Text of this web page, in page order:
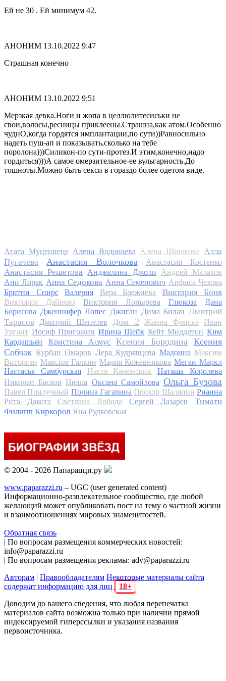
Ей не 30 . Ей минимум 42.
АНОНИМ 13.10.2022 9:47
Страшная конечно
АНОНИМ 13.10.2022 9:51
Мерзкая девка.Ноги и жопа в целлюлитесиськи не
свои,волосы,ресницы приклеены.Страшна,как атом.Особенно
чуднО,когда гордятся имплантации,по сути))Равносильно
надеть пуш-ап и показывать,сколько на тебе
поролона)))Силикон-по сути-протез.И этим,конечно,надо
гордиться)))А самое омерзительное-ее вульгарность.До
тошноты.Можно быть секси в гораздо более одетом виде.
Агата Муцениеце Алена Водонаева Алена Шишкова Алла
Пугачева
Анастасия Волочкова Анастасия Костенко
Анастасия Решетова Анджелина Джоли
Андрей Малахов
Ани Лорак Анна Седокова Анна Семенович Анфиса Чехова
Бритни Спирс
Валерия Вера Брежнева Виктория Боня
Виктория Дайнеко Виктория Лопырева Глюкоза
Дана
Борисова Дженнифер Лопес Джиган Дима Билан Дмитрий
Тарасов
Дмитрий Шепелев Дом 2 Жанна Фриске
Иван
Ургант Иосиф Пригожин Ирина Шейк Кейт Миддлтон Ким
Кардашьян
Кристина Асмус Ксения Бородина
Ксения
Собчак Курбан Омаров Лера Кудрявцева Мадонна Максим
Виторган Максим Галкин Мария Кожевникова Меган Маркл
Настасья Самбурская
Настя Каменских
Наташа Королева
Николай Басков Нюша Оксана Самойлова Ольга Бузова
Павел Прилучный Полина Гагарина Прохор Шаляпин Рианна
Рита Дакота
Светлана Лобода Сергей Лазарев
Тимати
Филипп Киркоров Яна Рудковская
© 2004 - 2026 Папарацци.ру
www.paparazzi.ru – UGC (user generated content)
Информационно-развлекательное сообщество, где любой
желающий может опубликовать пост на тему о частной жизни
и взаимоотношениях мировых знаменитостей.
Обратная связь
| По вопросам размещения коммерческих новостей:
info@paparazzi.ru
| По вопросам размещения рекламы: adv@paparazzi.ru
Авторам | Правообладателям Некоторые материалы сайта
содержат информацию для лиц
18+
Доводим до вашего сведения, что любая перепечатка
материалов сайта возможна только при наличии прямой
индексируемой гиперссылки и указания названия
первоисточника.